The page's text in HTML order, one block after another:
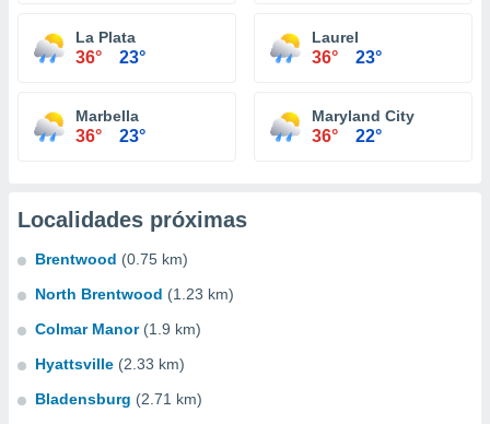
La Plata
36° 23°
Laurel
36° 23°
Marbella
36° 23°
Maryland City
36° 22°
Localidades próximas
Brentwood (0.75 km)
North Brentwood (1.23 km)
Colmar Manor (1.9 km)
Hyattsville (2.33 km)
Bladensburg (2.71 km)